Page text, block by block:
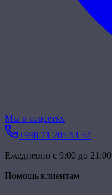
Мы в соцсетях
+998 71 205 54 54
Ежедневно с 9:00 до 21:00
Помощь клиентам